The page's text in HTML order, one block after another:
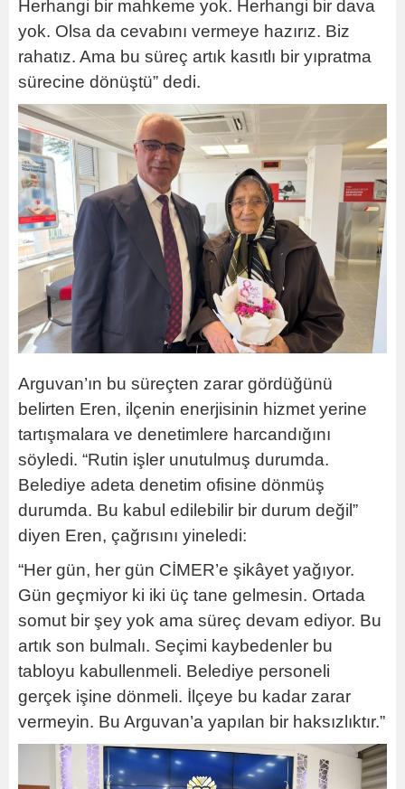
Herhangi bir mahkeme yok. Herhangi bir dava
yok. Olsa da cevabını vermeye hazırız. Biz
rahatız. Ama bu süreç artık kasıtlı bir yıpratma
sürecine dönüştü” dedi.
Arguvan’ın bu süreçten zarar gördüğünü
belirten Eren, ilçenin enerjisinin hizmet yerine
tartışmalara ve denetimlere harcandığını
söyledi. “Rutin işler unutulmuş durumda.
Belediye adeta denetim ofisine dönmüş
durumda. Bu kabul edilebilir bir durum değil”
diyen Eren, çağrısını yineledi:
“Her gün, her gün CİMER’e şikâyet yağıyor.
Gün geçmiyor ki iki üç tane gelmesin. Ortada
somut bir şey yok ama süreç devam ediyor. Bu
artık son bulmalı. Seçimi kaybedenler bu
tabloyu kabullenmeli. Belediye personeli
gerçek işine dönmeli. İlçeye bu kadar zarar
vermeyin. Bu Arguvan’a yapılan bir haksızlıktır.”